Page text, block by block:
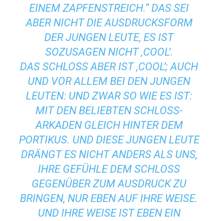
EINEM ZAPFENSTREICH.“ DAS SEI
ABER NICHT DIE AUSDRUCKSFORM
DER JUNGEN LEUTE, ES IST
SOZUSAGEN NICHT ‚COOL’.
DAS SCHLOSS ABER IST ‚COOL’; AUCH
UND VOR ALLEM BEI DEN JUNGEN
LEUTEN: UND ZWAR SO WIE ES IST:
MIT DEN BELIEBTEN SCHLOSS-
ARKADEN GLEICH HINTER DEM
PORTIKUS. UND DIESE JUNGEN LEUTE
DRÄNGT ES NICHT ANDERS ALS UNS,
IHRE GEFÜHLE DEM SCHLOSS
GEGENÜBER ZUM AUSDRUCK ZU
BRINGEN, NUR EBEN AUF IHRE WEISE.
UND IHRE WEISE IST EBEN EIN